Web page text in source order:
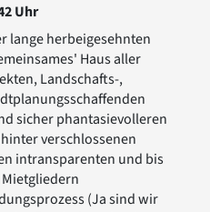
Uhr
lange herbeigesehnten
Haus aller
Landschafts-,
sicher phantasievolleren
verschlossenen
intransparenten und bis
(Ja sind wir